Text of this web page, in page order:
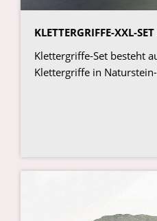
KLETTERGRIFFE-XXL-
Klettergriffe-Set besteht
Klettergriffe in